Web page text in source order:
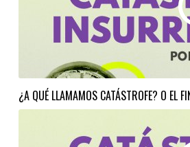
¿A QUÉ LLAMAMOS CATÁSTROFE? O EL